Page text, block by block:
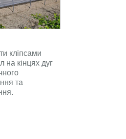
кліпсами
на кінцях дуг
та